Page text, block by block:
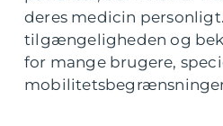
deres medicin
tilgængeligheden og
for mange brugere,